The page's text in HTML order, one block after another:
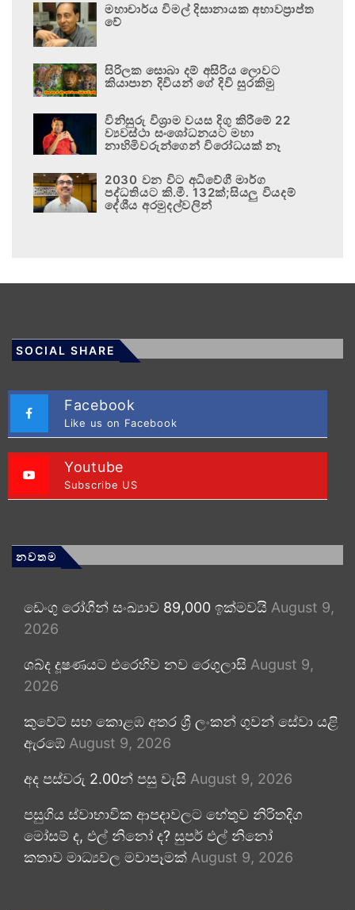
මහාචාර්ය විමල් දිසානායක අභාවප්‍රාප්ත
වේ
සිරිලක සොබා දම් අසිරිය ලොවට
කියාපාන දිවියන් ගේ දිවි සුරකිමු
විනිසුරු විශ්‍රාම වයස දිගු කිරීමේ 22
ව්‍යවස්ථා සංශෝධනයට මහා
නාහිමිවරුන්ගෙන් විරෝධයක් නෑ
2030 වන විට අධිවේගී මාර්ග
පද්ධතියට කි.මී. 132ක්;සියලු වියදම්
දේශීය අරමුදල්වලින්
SOCIAL SHARE
Facebook
Like us on Facebook
Youtube
Subscribe US
නවතම
ඩෙංගු රෝගීන් සංඛ්‍යාව 89,000 ඉක්මවයි August 9,
2026
ශබ්ද දූෂණයට එරෙහිව නව රෙගුලාසි August 9,
2026
කුවේට් සහ කොළඹ අතර ශ්‍රී ලංකන් ගුවන් සේවා යළි
ඇරඹේ August 9, 2026
අද පස්වරු 2.00න් පසු වැසි August 9, 2026
පසුගිය ස්වාභාවික ආපදාවලට හේතුව නිරිතදිග
මෝසම් ද, එල් නිනෝ ද? සුපර් එල් නිනෝ
කතාව මාධ්‍යවල මවාපෑමක් August 9, 2026